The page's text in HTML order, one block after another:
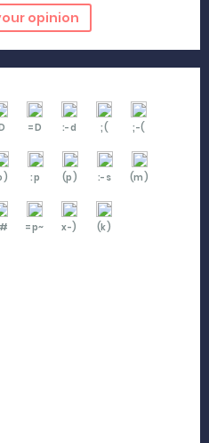
opinion
=D :-d ;( ;-(
:p (p) :-s (m)
=p~ x-) (k)